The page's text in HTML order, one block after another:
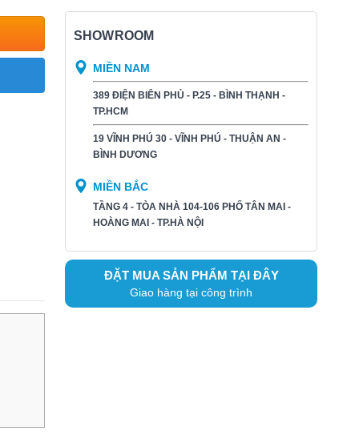
SHOWROOM
MIỀN NAM
389 ĐIỆN BIÊN PHỦ - P.25 - BÌNH THẠNH -
TP.HCM
19 VĨNH PHÚ 30 - VĨNH PHÚ - THUẬN AN -
BÌNH DƯƠNG​
MIỀN BẮC
TẦNG 4 - TÒA NHÀ 104-106 PHỐ TÂN MAI -
HOÀNG MAI - TP.HÀ NỘI
ĐẶT MUA SẢN PHẨM TẠI ĐÂY
Giao hàng tại công trình